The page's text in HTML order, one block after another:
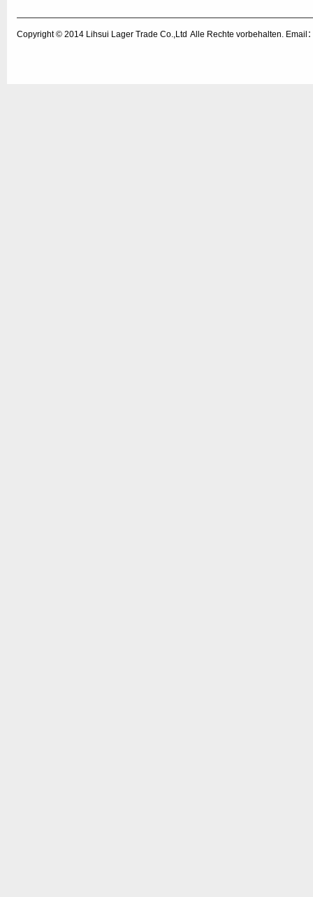
Copyright © 2014 Lihsui Lager Trade Co.,Ltd Alle Rechte vorbehalten. Email